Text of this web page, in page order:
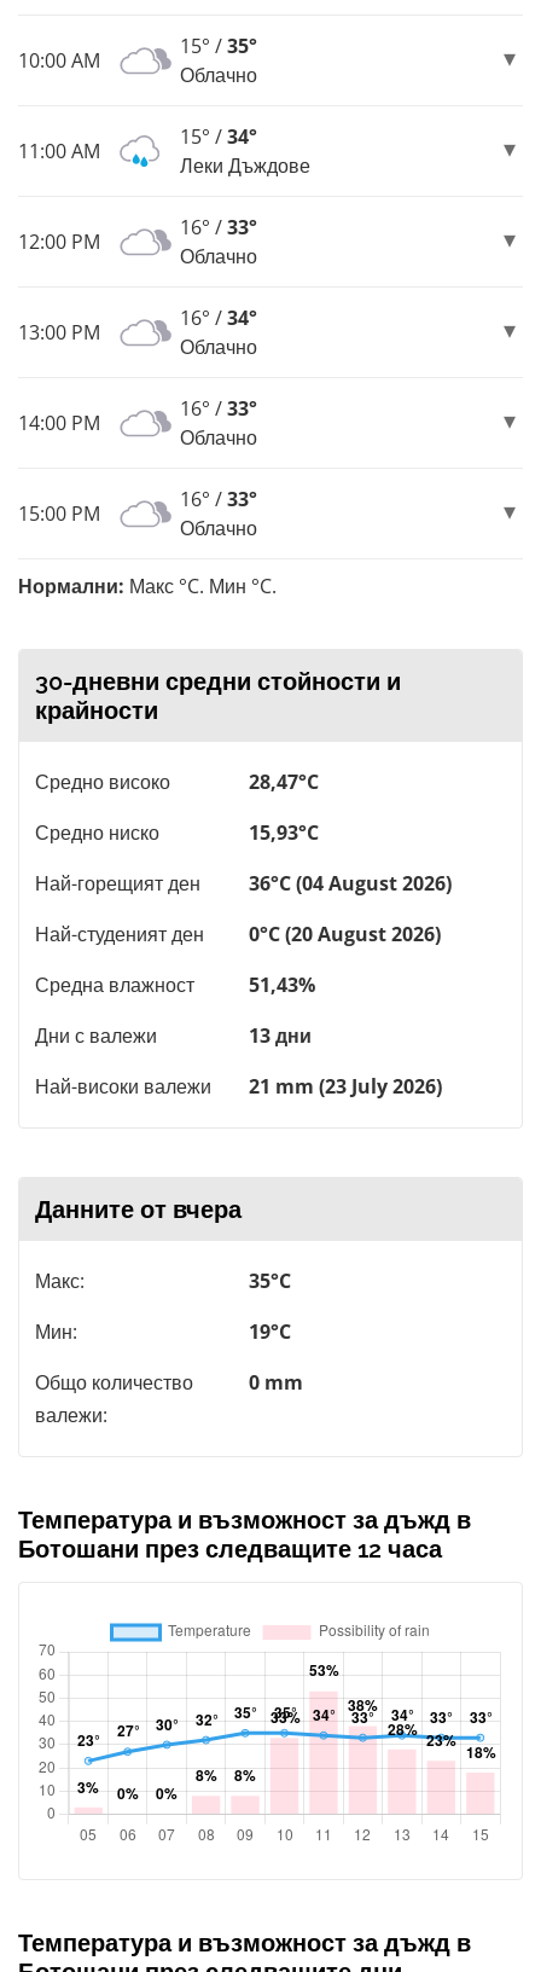
10:00 AM
15° /35°
Облачно
11:00 AM
15° /34°
Леки Дъждове
12:00 PM
16° /33°
Облачно
13:00 PM
16° /34°
Облачно
14:00 PM
16° /33°
Облачно
15:00 PM
16° /33°
Облачно
Нормални: Макс °C. Мин °C.
30-дневни средни стойности и
крайности
Средно високо
28,47°C
Средно ниско
15,93°C
Най-горещият ден
36°C (04 August 2026)
Най-студеният ден
0°C (20 August 2026)
Средна влажност
51,43%
Дни с валежи
13 дни
Най-високи валежи
21 mm (23 July 2026)
Данните от вчера
Макс:
35°C
Мин:
19°C
Общо количество
валежи:
0 mm
Температура и възможност за дъжд в
Ботошани през следващите 12 часа
Температура и възможност за дъжд в